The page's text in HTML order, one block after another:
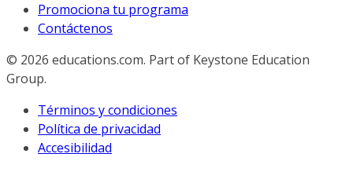
Promociona tu programa
Contáctenos
© 2026 educations.com. Part of Keystone Education
Group.
Términos y condiciones
Política de privacidad
Accesibilidad